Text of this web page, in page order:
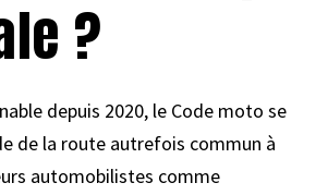
?
depuis 2020, le Code moto se
de la route autrefois commun à
automobilistes comme